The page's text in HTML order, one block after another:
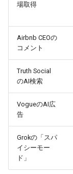
2026-02-20
2026-02-18
2026-02-17
2026-02-16
2026-02-15
2026-02-14
場取得
Airbnb CEOの
コメント
Truth Social
のAI検索
VogueのAI広
告
Grokの「スパ
イシーモー
ド」